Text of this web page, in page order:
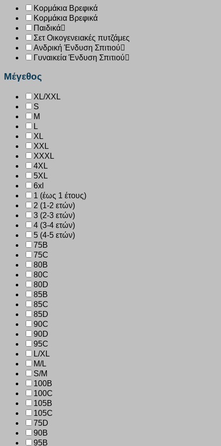
Κορμάκια Βρεφικά
Κορμάκια Βρεφικά
Παιδικά
Σετ Οικογενειακές πυτζάμες
Ανδρική Ένδυση Σπιτιού
Γυναικεία Ένδυση Σπιτιού
Μέγεθος
XL/XXL
S
M
L
XL
XXL
XXXL
4XL
5XL
6xl
1 (έως 1 έτους)
2 (1-2 ετών)
3 (2-3 ετών)
4 (3-4 ετών)
5 (4-5 ετών)
75B
75C
80B
80C
80D
85B
85C
85D
90C
90D
95C
L/XL
M/L
S/M
100B
100C
105B
105C
75D
90B
95B